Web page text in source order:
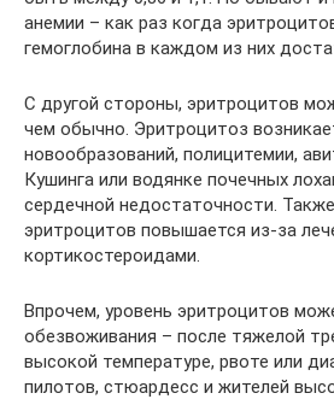
анемии – как раз когда
гемоглобина в каждом из них
С другой стороны, эритроцитов
чем обычно. Эритроцитоз
новообразований, полицитемии,
Кушинга или водянке почечных
сердечной недостаточности.
эритроцитов повышается из-за
кортикостероидами.
Впрочем, уровень эритроцитов
обезвоживания – после тяжелой
высокой температуре, рвоте или
пилотов, стюардесс и жителей